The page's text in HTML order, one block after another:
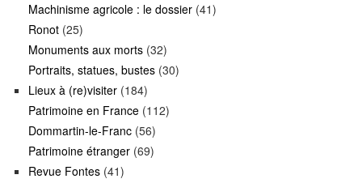
Machinisme agricole : le dossier (41)
Ronot (25)
Monuments aux morts (32)
Portraits, statues, bustes (30)
Lieux à (re)visiter (184)
Patrimoine en France (112)
Dommartin-le-Franc (56)
Patrimoine étranger (69)
Revue Fontes (41)